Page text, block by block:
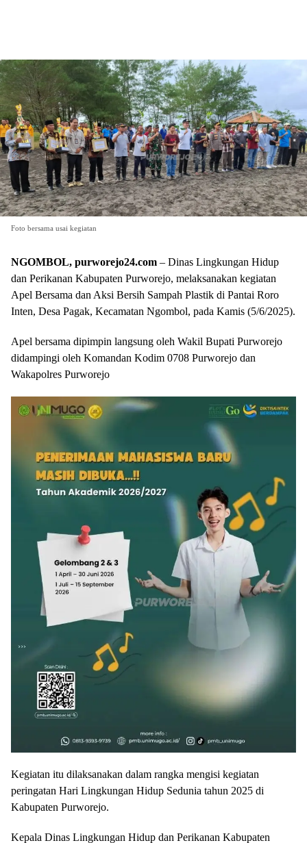
Foto bersama usai kegiatan
NGOMBOL, purworejo24.com – Dinas Lingkungan Hidup
dan Perikanan Kabupaten Purworejo, melaksanakan kegiatan
Apel Bersama dan Aksi Bersih Sampah Plastik di Pantai Roro
Inten, Desa Pagak, Kecamatan Ngombol, pada Kamis (5/6/2025).
Apel bersama dipimpin langsung oleh Wakil Bupati Purworejo
didampingi oleh Komandan Kodim 0708 Purworejo dan
Wakapolres Purworejo
Kegiatan itu dilaksanakan dalam rangka mengisi kegiatan
peringatan Hari Lingkungan Hidup Sedunia tahun 2025 di
Kabupaten Purworejo.
Kepala Dinas Lingkungan Hidup dan Perikanan Kabupaten